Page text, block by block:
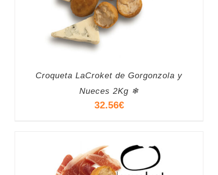
Croqueta LaCroket de Gorgonzola y
Nueces 2Kg ❄
32.56€